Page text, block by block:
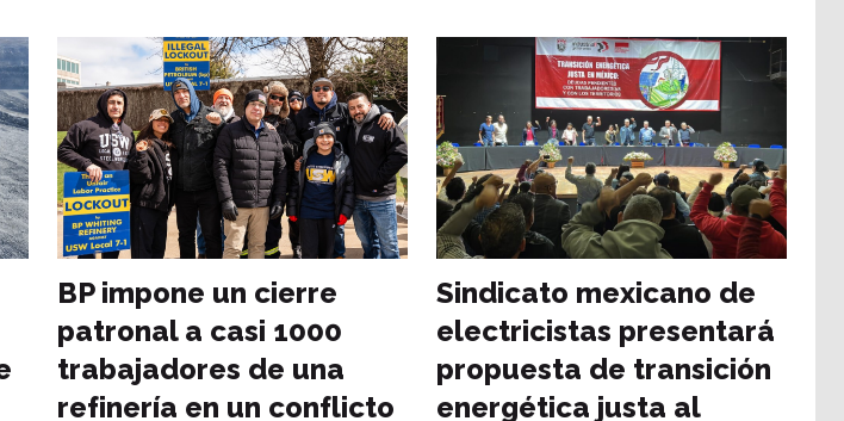
BP impone un cierre
patronal a casi 1000
trabajadores de una
refinería en un conflicto
Sindicato mexicano de
electricistas presentará
propuesta de transición
energética justa al